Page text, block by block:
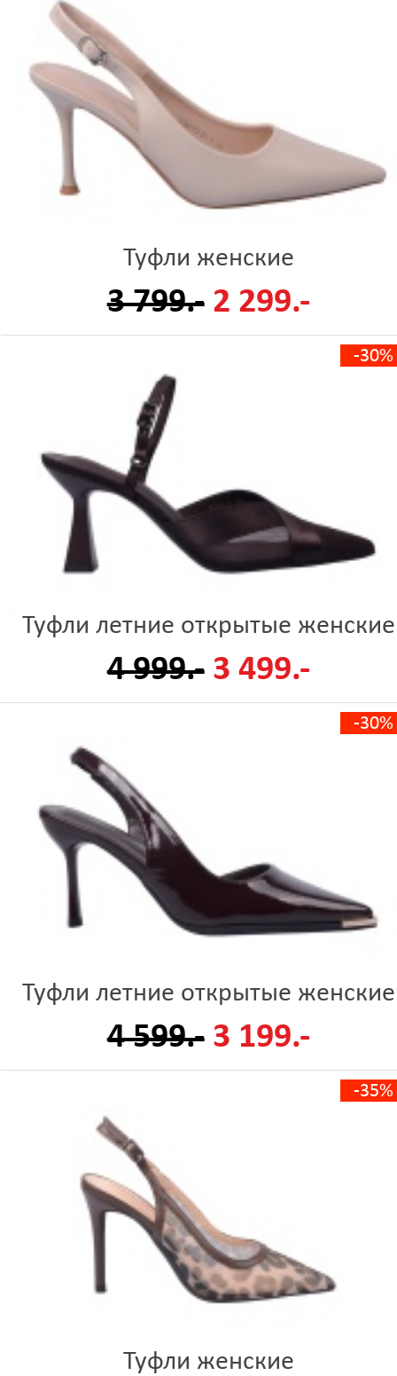
Туфли женские
3 799.- 2 299.-
-30%
Туфли летние открытые женские
4 999.- 3 499.-
-30%
Туфли летние открытые женские
4 599.- 3 199.-
-35%
Туфли женские